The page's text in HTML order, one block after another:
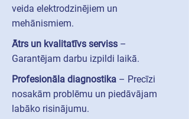
veida elektrodzinējiem un
mehānismiem.
Ātrs un kvalitatīvs serviss –
Garantējam darbu izpildi laikā.
Profesionāla diagnostika – Precīzi
nosakām problēmu un piedāvājam
labāko risinājumu.